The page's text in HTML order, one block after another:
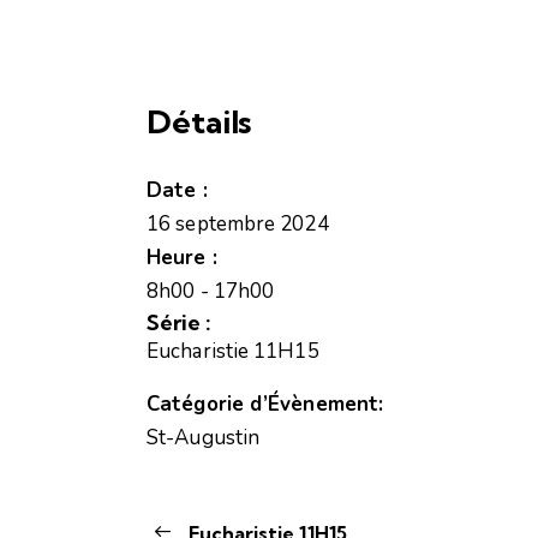
Détails
Date :
16 septembre 2024
Heure :
8h00 - 17h00
Série :
Eucharistie 11H15
Catégorie d’Évènement:
St-Augustin
Eucharistie 11H15